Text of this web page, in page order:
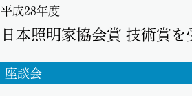
平成28年度
日本照明家協会賞 技術賞
座談会